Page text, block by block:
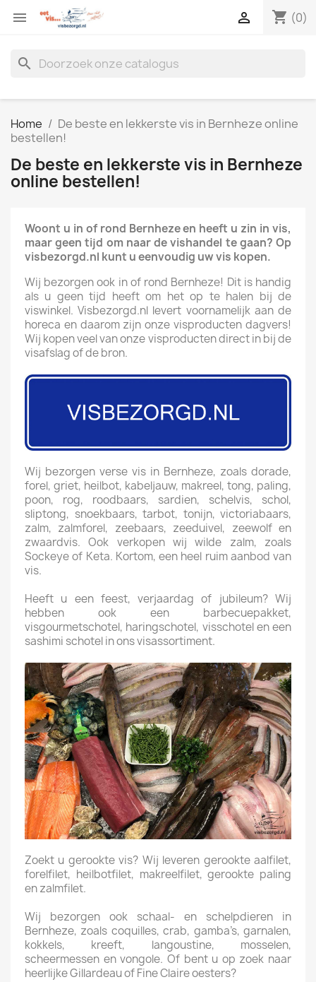
 shopping_cart (0)

search
Home
De beste en lekkerste vis in Bernheze online
bestellen!
De beste en lekkerste vis in Bernheze
online bestellen!
Woont u in of rond Bernheze en heeft u zin in vis,
maar geen tijd om naar de vishandel te gaan? Op
visbezorgd.nl kunt u eenvoudig uw vis kopen.
Wij bezorgen ook in of rond Bernheze! Dit is handig
als u geen tijd heeft om het op te halen bij de
viswinkel. Visbezorgd.nl levert voornamelijk aan de
horeca en daarom zijn onze visproducten dagvers!
Wij kopen veel van onze visproducten direct in bij de
visafslag of de bron.
Wij bezorgen verse vis in Bernheze, zoals dorade,
forel, griet, heilbot, kabeljauw, makreel, tong, paling,
poon, rog, roodbaars, sardien, schelvis, schol,
sliptong, snoekbaars, tarbot, tonijn, victoriabaars,
zalm, zalmforel, zeebaars, zeeduivel, zeewolf en
zwaardvis. Ook verkopen wij wilde zalm, zoals
Sockeye of Keta. Kortom, een heel ruim aanbod van
vis.
Heeft u een feest, verjaardag of jubileum? Wij
hebben ook een barbecuepakket,
visgourmetschotel, haringschotel, visschotel en een
sashimi schotel in ons visassortiment.
Zoekt u gerookte vis? Wij leveren gerookte aalfilet,
forelfilet, heilbotfilet, makreelfilet, gerookte paling
en zalmfilet.
Wij bezorgen ook schaal- en schelpdieren in
Bernheze, zoals coquilles, crab, gamba’s, garnalen,
kokkels, kreeft, langoustine, mosselen,
scheermessen en vongole. Of bent u op zoek naar
heerlijke Gillardeau of Fine Claire oesters?